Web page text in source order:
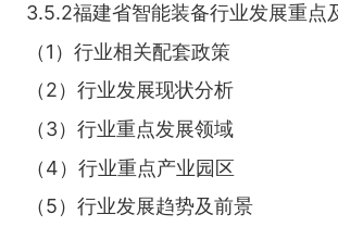
3.5.2福建省智能装备行业发展重点
（1）行业相关配套政策
（2）行业发展现状分析
（3）行业重点发展领域
（4）行业重点产业园区
（5）行业发展趋势及前景